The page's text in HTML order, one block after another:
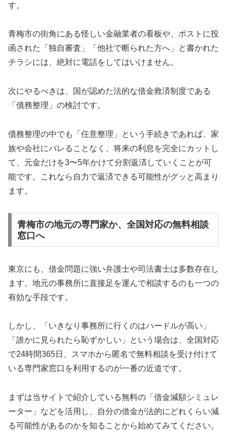
す。
青梅市の街角にある怪しい金融業者の看板や、ポストに投
函された「独自審査」「他社で断られた方へ」と書かれた
チラシには、絶対に電話をしてはいけません。
次にやるべきは、国が認めた法的な借金救済制度である
「債務整理」の検討です。
債務整理の中でも「任意整理」という手続きであれば、家
族や会社にバレることなく、将来の利息を完全にカットし
て、元金だけを3〜5年かけて分割返済していくことが可
能です。これなら自力で返済できる可能性がグッと高まり
ます。
青梅市の地元の専門家か、全国対応の無料相談
窓口へ
東京にも、借金問題に強い弁護士や司法書士は多数存在し
ます。地元の事務所に直接足を運んで相談するのも一つの
有効な手段です。
しかし、「いきなり事務所に行くのはハードルが高い」
「誰かに見られたら恥ずかしい」という場合は、全国対応
で24時間365日、スマホから匿名で無料相談を受け付けて
いる専門家窓口を利用するのが一番の近道です。
まずは当サイトで紹介している無料の「借金減額シミュレ
ーター」などを活用し、自分の借金が法的にどれくらい減
る可能性があるのかを知ることから始めてみてください。